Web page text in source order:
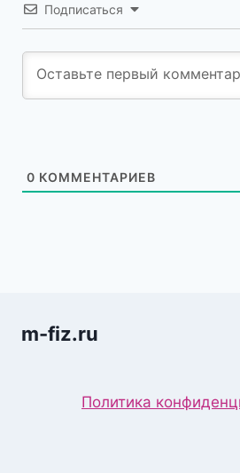
Подписаться
0 КОММЕНТАРИЕВ
m-fiz.ru
Политика